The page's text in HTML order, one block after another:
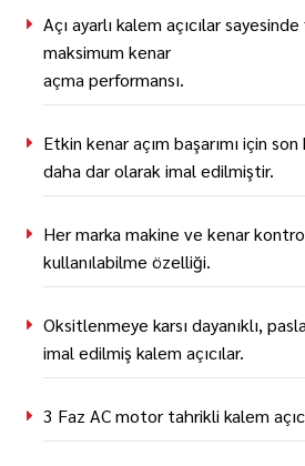
Açı ayarlı kalem açıcılar
maksimum kenar
açma performansı.
Etkin kenar açım başarımı için son
daha dar olarak imal edilmiştir.
Her marka makine ve kenar
kullanılabilme özelliği.
Oksitlenmeye karsı dayanıklı,
imal edilmiş kalem açıcılar.
3 Faz AC motor tahrikli kalem